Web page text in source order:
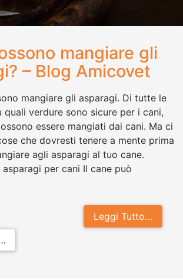
mangiare gli
– Blog Amicovet
mangiare gli asparagi. Di tutte le
quali verdure sono sicure per i cani,
essere mangiati dai cani. Ma ci
che dovresti tenere a mente prima
agli asparagi al tuo cane.
per cani Il cane può
Leggi Tutto…